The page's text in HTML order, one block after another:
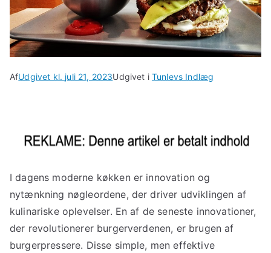
AfUdgivet kl. juli 21, 2023Udgivet i Tunlevs Indlæg
I dagens moderne køkken er innovation og
nytænkning nøgleordene, der driver udviklingen af
kulinariske oplevelser. En af de seneste innovationer,
der revolutionerer burgerverdenen, er brugen af
burgerpressere. Disse simple, men effektive